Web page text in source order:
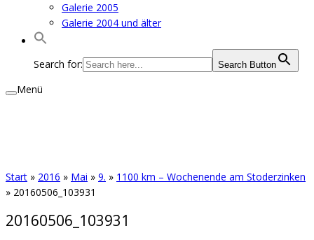
Galerie 2005
Galerie 2004 und älter
Search for: Search Button
Menü
Start » 2016 » Mai » 9. » 1100 km – Wochenende am Stoderzinken
» 20160506_103931
20160506_103931